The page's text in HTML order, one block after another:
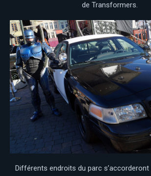
de Transformers.
Différents endroits du parc